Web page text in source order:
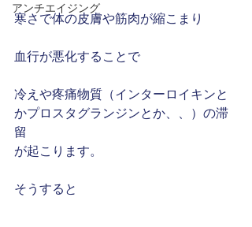
アンチエイジング
寒さで体の皮膚や筋肉が縮こまり
血行が悪化することで
冷えや疼痛物質（インターロイキンと
かプロスタグランジンとか、、）の滞
留
が起こります。
そうすると